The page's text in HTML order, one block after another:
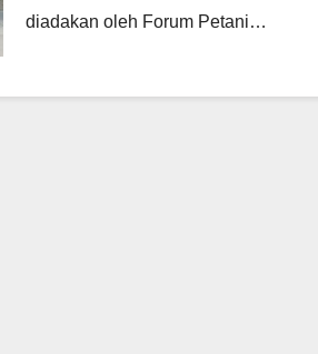
diadakan oleh Forum Petani…